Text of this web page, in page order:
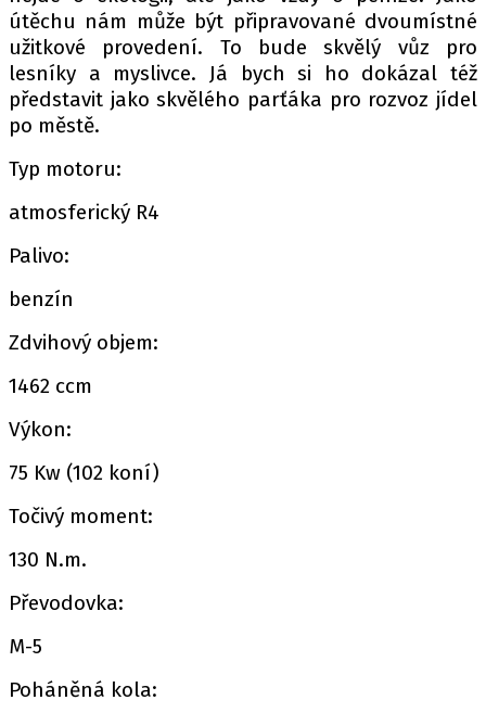
útěchu nám může být připravované dvoumístné
užitkové provedení. To bude skvělý vůz pro
lesníky a myslivce. Já bych si ho dokázal též
představit jako skvělého parťáka pro rozvoz jídel
po městě.
Typ motoru:
atmosferický R4
Palivo:
benzín
Zdvihový objem:
1462 ccm
Výkon:
75 Kw (102 koní)
Točivý moment:
130 N.m.
Převodovka:
M-5
Poháněná kola: